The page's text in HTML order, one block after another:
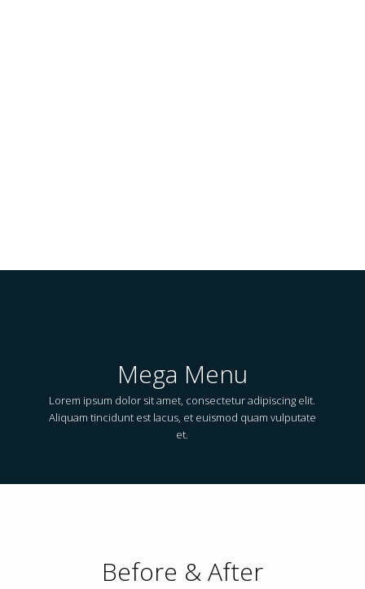
Mega Menu
Lorem ipsum dolor sit amet, consectetur adipiscing elit.
Aliquam tincidunt est lacus, et euismod quam vulputate
et.
Before & After